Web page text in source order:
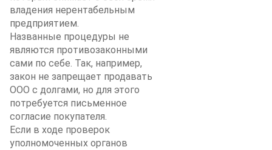
владения нерентабельным
предприятием.
Названные процедуры не
являются противозаконными
сами по себе. Так, например,
закон не запрещает продавать
ООО с долгами, но для этого
потребуется письменное
согласие покупателя.
Если в ходе проверок
уполномоченных органов